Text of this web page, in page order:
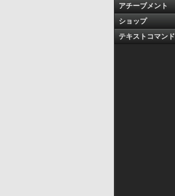
アチーブメント
ショップ
テキストコマンド